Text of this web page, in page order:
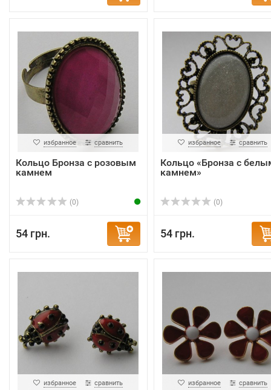
избранное сравнить
Кольцо Бронза с розовым
камнем
(0)
54 грн.
избранное сравнить
Кольцо «Бронза с
камнем»
(0)
54 грн.
избранное сравнить избранное сравнить